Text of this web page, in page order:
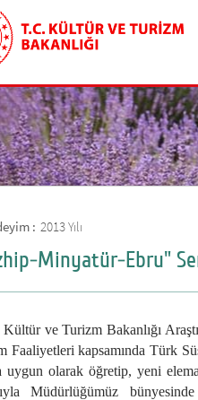
: 2013 Yılı
Minyatür-Ebru"
ve Turizm Bakanlığı
Faaliyetleri kapsamında Türk
uygun olarak öğretip, yeni
Müdürlüğümüz